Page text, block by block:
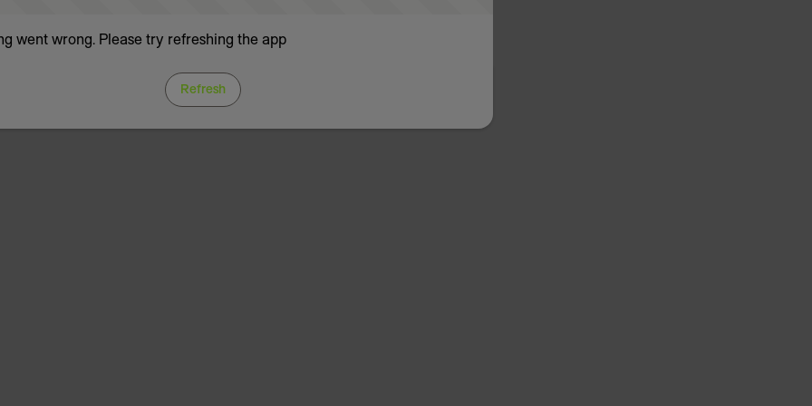
went wrong. Please try refreshing the app
Refresh